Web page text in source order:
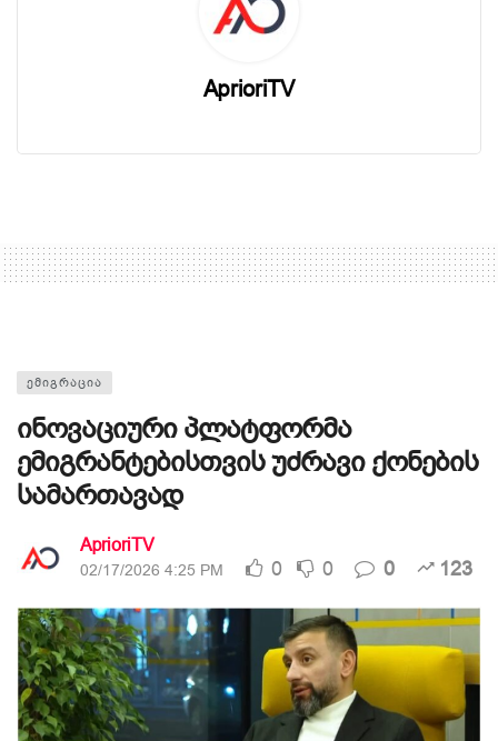
AprioriTV
ᲔᲛᲘᲒᲠᲐᲪᲘᲐ
ინოვაციური პლატფორმა
ემიგრანტებისთვის უძრავი ქონების
სამართავად
AprioriTV
02/17/2026 4:25 PM 0 0 0 123